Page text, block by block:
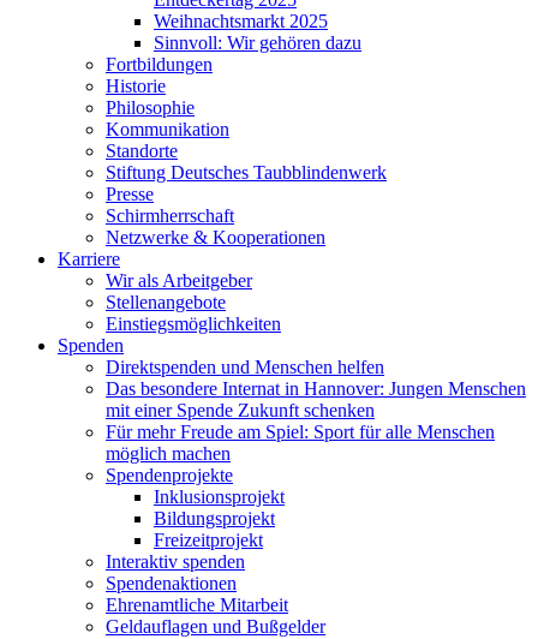
Weihnachtsmarkt 2025
Sinnvoll: Wir gehören dazu
Fortbildungen
Historie
Philosophie
Kommunikation
Standorte
Stiftung Deutsches Taubblindenwerk
Presse
Schirmherrschaft
Netzwerke & Kooperationen
Karriere
Wir als Arbeitgeber
Stellenangebote
Einstiegsmöglichkeiten
Spenden
Direktspenden und Menschen helfen
Das besondere Internat in Hannover: Jungen Menschen
mit einer Spende Zukunft schenken
Für mehr Freude am Spiel: Sport für alle Menschen
möglich machen
Spendenprojekte
Inklusionsprojekt
Bildungsprojekt
Freizeitprojekt
Interaktiv spenden
Spendenaktionen
Ehrenamtliche Mitarbeit
Geldauflagen und Bußgelder